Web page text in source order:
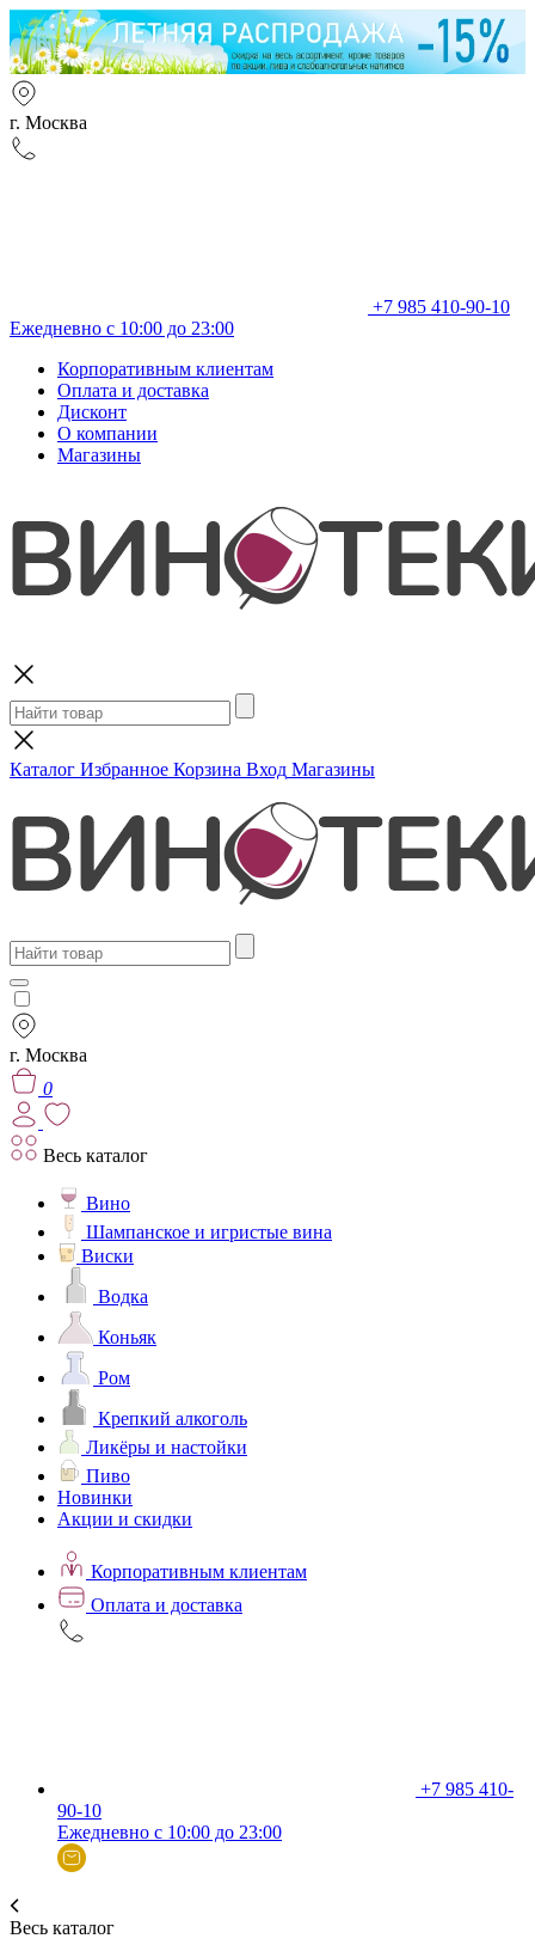
г. Москва
+7 985 410-90-10
Ежедневно с 10:00 до 23:00
Корпоративным клиентам
Оплата и доставка
Дисконт
О компании
Магазины
Каталог Избранное Корзина Вход Магазины
г. Москва
0
Весь каталог
Вино
Шампанское и игристые вина
Виски
Водка
Коньяк
Ром
Крепкий алкоголь
Ликёры и настойки
Пиво
Новинки
Акции и скидки
Корпоративным клиентам
Оплата и доставка
+7 985 410-
90-10
Ежедневно с 10:00 до 23:00
Весь каталог